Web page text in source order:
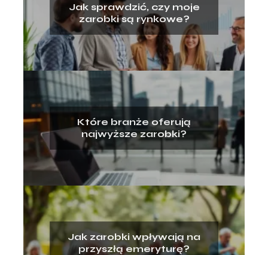
Jak sprawdzić, czy moje
zarobki są rynkowe?
Które branże oferują
najwyższe zarobki?
Jak zarobki wpływają na
przyszłą emeryturę?